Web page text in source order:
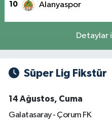
10 Alanyaspor
Detaylar
Süper Lig Fikstür
14 Ağustos, Cuma
Galatasaray - Çorum FK